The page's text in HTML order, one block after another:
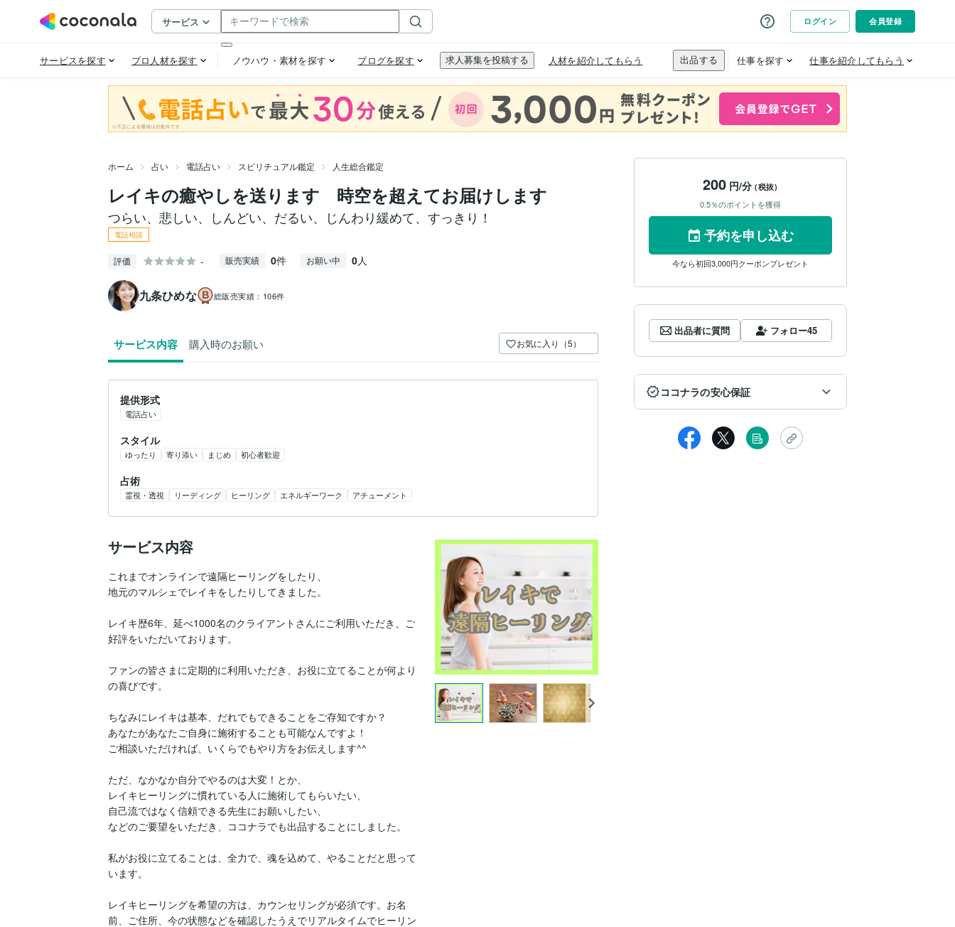
ホーム 占い 電話占い スピリチュアル鑑定 人生総合鑑定
レイキの癒やしを送ります 時空を超えてお届けします
つらい、悲しい、しんどい、だるい、じんわり緩めて、すっきり！
電話相談
評価 - 販売実績 0件 お願い中 0人
九条ひめな 総販売実績： 106件
サービス内容 購入時のお願い お気に入り（5）
提供形式
電話占い
スタイル
ゆったり 寄り添い まじめ 初心者歓迎
占術
霊視・透視 リーディング ヒーリング エネルギーワーク アチューメント
サービス内容
これまでオンラインで遠隔ヒーリングをしたり、
地元のマルシェでレイキをしたりしてきました。
レイキ歴6年、延べ1000名のクライアントさんにご利用いただき、ご
好評をいただいております。
ファンの皆さまに定期的に利用いただき、お役に立てることが何より
の喜びです。
ちなみにレイキは基本、だれでもできることをご存知ですか？
あなたがあなたご自身に施術することも可能なんですよ！
ご相談いただければ、いくらでもやり方をお伝えします^^
ただ、なかなか自分でやるのは大変！とか、
レイキヒーリングに慣れている人に施術してもらいたい、
自己流ではなく信頼できる先生にお願いしたい、
などのご要望をいただき、ココナラでも出品することにしました。
私がお役に立てることは、全力で、魂を込めて、やることだと思って
います。
レイキヒーリングを希望の方は、カウンセリングが必須です。お名
前、ご住所、今の状態などを確認したうえでリアルタイムでヒーリン
200 円/分(税抜)
0.5％のポイントを獲得
予約を申し込む
今なら初回3,000円クーポンプレゼント
出品者に質問 フォロー45
ココナラの安心保証